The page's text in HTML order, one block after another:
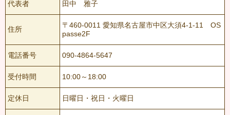
代表者 田中 雅子
住所
〒460-0011 愛知県名古屋市中区大須4-1-11 OS
passe2F
電話番号 090-4864-5647
受付時間 10:00～18:00
定休日 日曜日・祝日・火曜日